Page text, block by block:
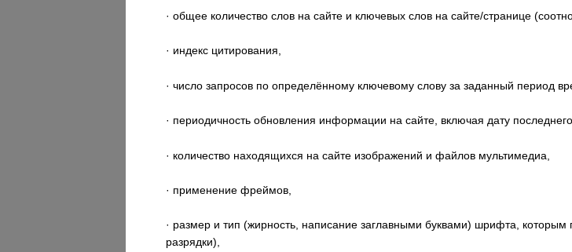
· общее количество слов на сайте и ключевых слов на сайте/странице
· индекс цитирования,
· число запросов по определённому ключевому слову за заданный период
· периодичность обновления информации на сайте, включая дату
· количество находящихся на сайте изображений и файлов мультимедиа,
· применение фреймов,
· размер и тип (жирность, написание заглавными буквами) шрифта,
разрядки),